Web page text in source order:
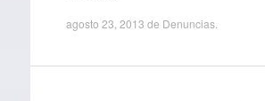
agosto 23, 2013 de Denuncias.